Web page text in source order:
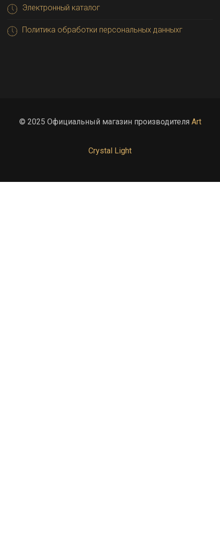
Электронный каталог
Политика обработки персональных данныхг
© 2025 Официальный магазин производителя Art
Crystal Light